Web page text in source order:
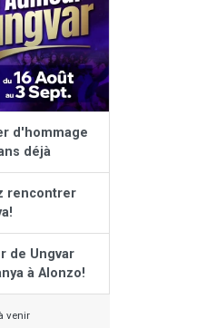
d'hommage
déjà
rencontrer
de Ungvar
à Alonzo!
venir